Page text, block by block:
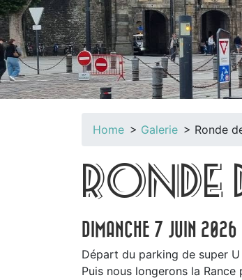
Home Galerie Ronde
DIMANCHE 7 JUIN 2026
Départ du parking de super
Puis nous longerons la